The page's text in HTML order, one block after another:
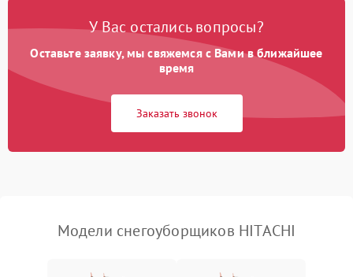
карбюратора
Подробнее →
фильтра
300 ₽ Подробнее →
Неисправность системы
У Вас остались вопросы?
Оставьте заявку, мы свяжемся с Вами в ближайшее
время
Заказать звонок
Модели снегоуборщиков HITACHI